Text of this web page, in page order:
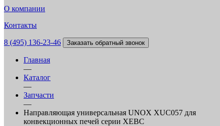
О компании
Контакты
8 (495) 136-23-46 Заказать обратный звонок
Главная
—
Каталог
—
Запчасти
—
Направляющая универсальная UNOX XUC057 для
конвекционных печей серии XEBC